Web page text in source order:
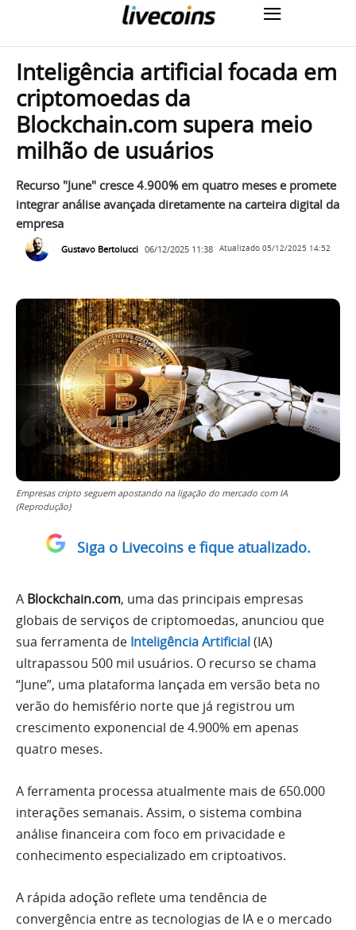
Inteligência artificial focada em
criptomoedas da
Blockchain.com supera meio
milhão de usuários
Recurso "June" cresce 4.900% em quatro meses e promete
integrar análise avançada diretamente na carteira digital da
empresa
Gustavo Bertolucci 06/12/2025 11:38 Atualizado 05/12/2025 14:52
Empresas cripto seguem apostando na ligação do mercado com IA
(Reprodução)
Siga o Livecoins e fique atualizado.
A Blockchain.com, uma das principais empresas
globais de serviços de criptomoedas, anunciou que
sua ferramenta de Inteligência Artificial(IA)
ultrapassou 500 mil usuários. O recurso se chama
“June”, uma plataforma lançada em versão beta no
verão do hemisfério norte que já registrou um
crescimento exponencial de 4.900% em apenas
quatro meses.
A ferramenta processa atualmente mais de 650.000
interações semanais. Assim, o sistema combina
análise financeira com foco em privacidade e
conhecimento especializado em criptoativos.
A rápida adoção reflete uma tendência de
convergência entre as tecnologias de IA e o mercado